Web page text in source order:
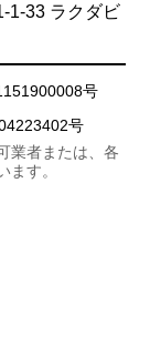
1-33 ラクダビ
号
号
業者または、各
ます。